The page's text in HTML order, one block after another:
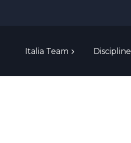
Italia Team Discipline